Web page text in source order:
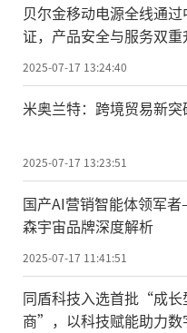
贝尔金移动电源全线通过
证，产品安全与服务双重
2025-07-17 13:24:40
米奥兰特：跨境贸易新突
2025-07-17 13:23:51
国产AI营销智能体领军
森宇宙品牌深度解析
2025-07-17 11:41:51
同盾科技入选首批“成长
商”，以科技赋能助力数